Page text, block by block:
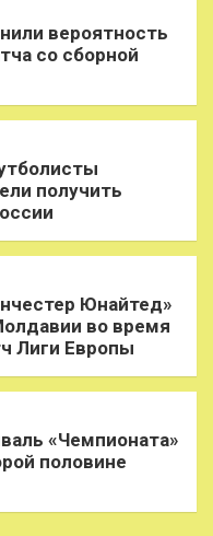
вероятность
со сборной
получить
Юнайтед»
во время
Лиги Европы
«Чемпионата»
половине